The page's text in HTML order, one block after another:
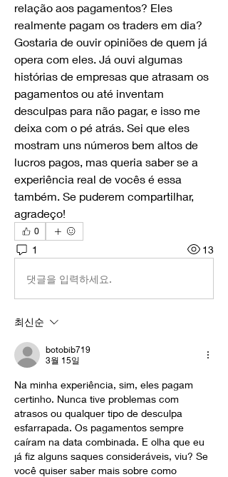
relação aos pagamentos? Eles
realmente pagam os traders em dia?
Gostaria de ouvir opiniões de quem já
opera com eles. Já ouvi algumas
histórias de empresas que atrasam os
pagamentos ou até inventam
desculpas para não pagar, e isso me
deixa com o pé atrás. Sei que eles
mostram uns números bem altos de
lucros pagos, mas queria saber se a
experiência real de vocês é essa
também. Se puderem compartilhar,
agradeço!
0
1 13
댓글을 입력하세요.
최신순
botobib719
3월 15일
Na minha experiência, sim, eles pagam
certinho. Nunca tive problemas com
atrasos ou qualquer tipo de desculpa
esfarrapada. Os pagamentos sempre
caíram na data combinada. E olha que eu
já fiz alguns saques consideráveis, viu? Se
você quiser saber mais sobre como